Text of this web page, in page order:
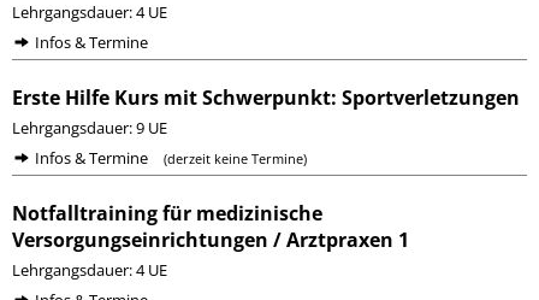
Lehrgangsdauer: 4 UE
Infos & Termine
Erste Hilfe Kurs mit Schwerpunkt: Sportverletzungen
Lehrgangsdauer: 9 UE
Infos & Termine
(derzeit keine Termine)
Notfalltraining für medizinische
Versorgungseinrichtungen / Arztpraxen 1
Lehrgangsdauer: 4 UE